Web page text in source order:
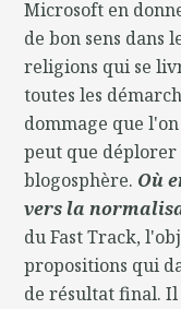
Microsoft en
de bon sens dans
religions qui se
toutes les
dommage que
peut que
blogosphère. Où
vers la
du Fast Track,
propositions qui
de résultat final. Il